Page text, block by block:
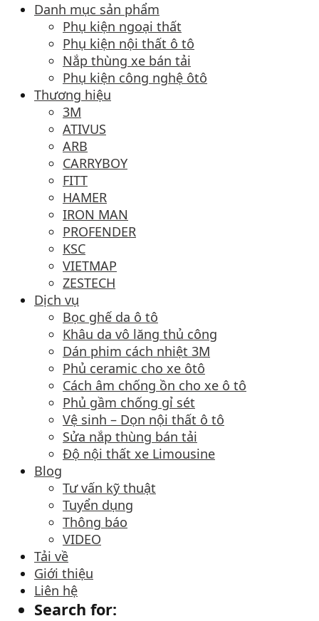
Danh mục sản phẩm
Phụ kiện ngoại thất
Phụ kiện nội thất ô tô
Nắp thùng xe bán tải
Phụ kiện công nghệ ôtô
Thương hiệu
3M
ATIVUS
ARB
CARRYBOY
FITT
HAMER
IRON MAN
PROFENDER
KSC
VIETMAP
ZESTECH
Dịch vụ
Bọc ghế da ô tô
Khâu da vô lăng thủ công
Dán phim cách nhiệt 3M
Phủ ceramic cho xe ôtô
Cách âm chống ồn cho xe ô tô
Phủ gầm chống gỉ sét
Vệ sinh – Dọn nội thất ô tô
Sửa nắp thùng bán tải
Độ nội thất xe Limousine
Blog
Tư vấn kỹ thuật
Tuyển dụng
Thông báo
VIDEO
Tải về
Giới thiệu
Liên hệ
Search for: